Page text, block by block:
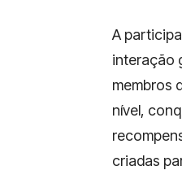
A
interação
membros
nível,
criadas